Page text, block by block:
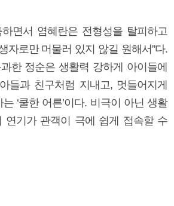
면서 염혜란은 전형성을 탈피하고
자로만 머물러 있지 않길 원해서”다.
한 정순은 생활력 강하게 아이들에
들과 친구처럼 지내고, 멋들어지게
‘쿨한 어른’이다. 비극이 아닌 생활
연기가 관객이 극에 쉽게 접속할 수